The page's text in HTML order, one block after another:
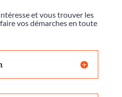
et vous trouver les
vos démarches en toute